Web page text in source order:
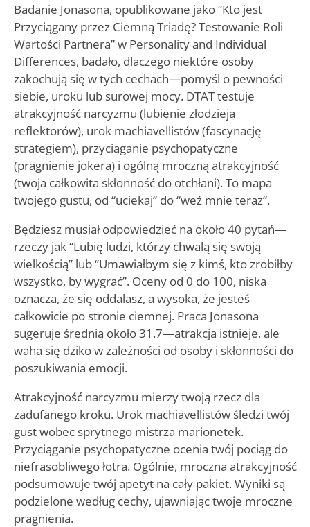
Badanie Jonasona, opublikowane jako “Kto jest
Przyciągany przez Ciemną Triadę? Testowanie Roli
Wartości Partnera” w Personality and Individual
Differences, badało, dlaczego niektóre osoby
zakochują się w tych cechach—pomyśl o pewności
siebie, uroku lub surowej mocy. DTAT testuje
atrakcyjność narcyzmu (lubienie złodzieja
reflektorów), urok machiavellistów (fascynację
strategiem), przyciąganie psychopatyczne
(pragnienie jokera) i ogólną mroczną atrakcyjność
(twoja całkowita skłonność do otchłani). To mapa
twojego gustu, od “uciekaj” do “weź mnie teraz”.
Będziesz musiał odpowiedzieć na około 40 pytań—
rzeczy jak “Lubię ludzi, którzy chwalą się swoją
wielkością” lub “Umawiałbym się z kimś, kto zrobiłby
wszystko, by wygrać”. Oceny od 0 do 100, niska
oznacza, że się oddalasz, a wysoka, że jesteś
całkowicie po stronie ciemnej. Praca Jonasona
sugeruje średnią około 31.7—atrakcja istnieje, ale
waha się dziko w zależności od osoby i skłonności do
poszukiwania emocji.
Atrakcyjność narcyzmu mierzy twoją rzecz dla
zadufanego kroku. Urok machiavellistów śledzi twój
gust wobec sprytnego mistrza marionetek.
Przyciąganie psychopatyczne ocenia twój pociąg do
niefrasobliwego łotra. Ogólnie, mroczna atrakcyjność
podsumowuje twój apetyt na cały pakiet. Wyniki są
podzielone według cechy, ujawniając twoje mroczne
pragnienia.